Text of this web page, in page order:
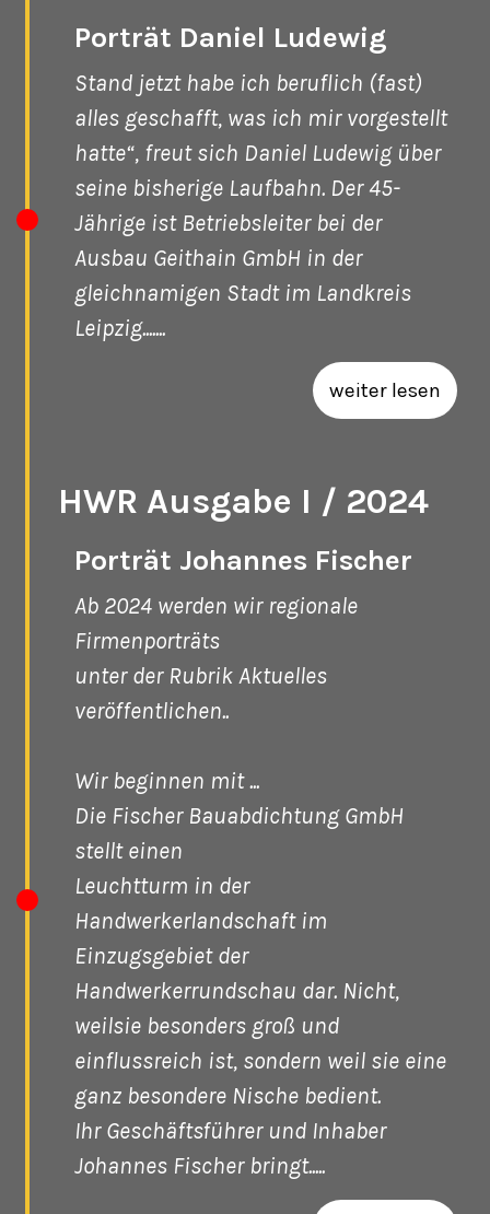
Porträt Daniel Ludewig
Stand jetzt habe ich beruflich (fast)
alles geschafft, was ich mir vorgestellt
hatte“, freut sich Daniel Ludewig über
seine bisherige Laufbahn. Der 45-
Jährige ist Betriebsleiter bei der
Ausbau Geithain GmbH in der
gleichnamigen Stadt im Landkreis
Leipzig.......
weiter lesen
Porträt Johannes Fischer
Ab 2024 werden wir regionale
Firmenporträts
unter der Rubrik Aktuelles
veröffentlichen..
Wir beginnen mit ...
Die Fischer Bauabdichtung GmbH
stellt einen
Leuchtturm in der
Handwerkerlandschaft im
Einzugsgebiet der
Handwerkerrundschau dar. Nicht,
weilsie besonders groß und
einflussreich ist, sondern weil sie eine
ganz besondere Nische bedient.
Ihr Geschäftsführer und Inhaber
Johannes Fischer bringt.....
HWR Ausgabe I / 2024